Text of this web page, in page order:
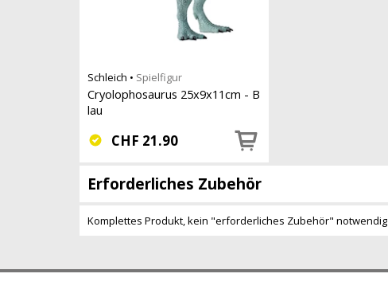
Schleich • Spielfigur
Cryolophosaurus 25x9x11cm - B
lau
CHF 21.90
Erforderliches Zubehör
Komplettes Produkt, kein "erforderliches Zubehör" notwendig